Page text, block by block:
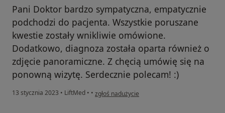
Pani Doktor bardzo sympatyczna, empatycznie
podchodzi do pacjenta. Wszystkie poruszane
kwestie zostały wnikliwie omówione.
Dodatkowo, diagnoza została oparta również o
zdjęcie panoramiczne. Z chęcią umówię się na
ponowną wizytę. Serdecznie polecam! :)
13 stycznia 2023 • LiftMed • • w opinii użytkownika Mateusz
zgłoś nadużycie